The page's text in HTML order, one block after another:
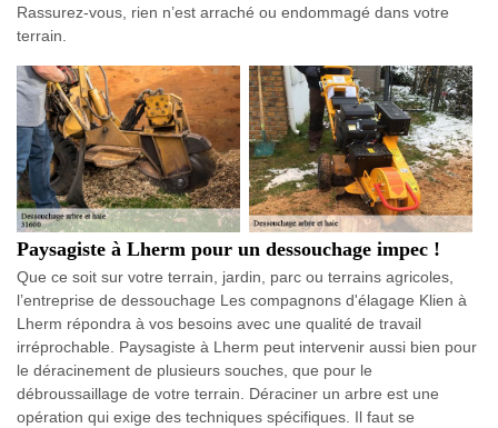
Rassurez-vous, rien n’est arraché ou endommagé dans votre
terrain.
Paysagiste à Lherm pour un dessouchage impec !
Que ce soit sur votre terrain, jardin, parc ou terrains agricoles,
l’entreprise de dessouchage Les compagnons d'élagage Klien à
Lherm répondra à vos besoins avec une qualité de travail
irréprochable. Paysagiste à Lherm peut intervenir aussi bien pour
le déracinement de plusieurs souches, que pour le
débroussaillage de votre terrain. Déraciner un arbre est une
opération qui exige des techniques spécifiques. Il faut se